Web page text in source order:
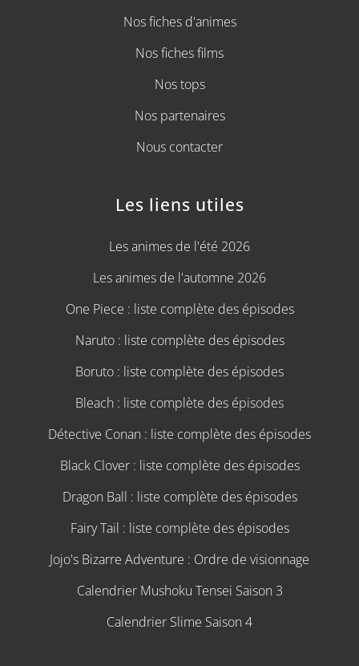
Nos fiches d'animes
Nos fiches films
Nos tops
Nos partenaires
Nous contacter
Les liens utiles
Les animes de l'été 2026
Les animes de l'automne 2026
One Piece : liste complète des épisodes
Naruto : liste complète des épisodes
Boruto : liste complète des épisodes
Bleach : liste complète des épisodes
Détective Conan : liste complète des épisodes
Black Clover : liste complète des épisodes
Dragon Ball : liste complète des épisodes
Fairy Tail : liste complète des épisodes
Jojo's Bizarre Adventure : Ordre de visionnage
Calendrier Mushoku Tensei Saison 3
Calendrier Slime Saison 4